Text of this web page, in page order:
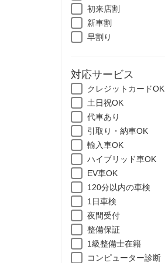
初来店割
新車割
早割り
対応サービス
クレジットカードOK
土日祝OK
代車あり
引取り・納車OK
輸入車OK
ハイブリッド車OK
EV車OK
120分以内の車検
1日車検
夜間受付
整備保証
1級整備士在籍
コンピューター診断